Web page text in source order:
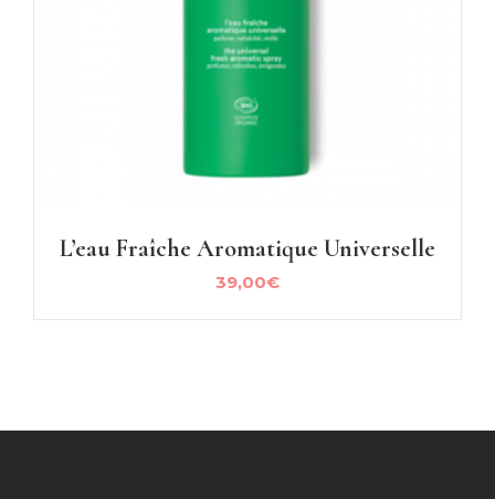
L’eau Fraîche Aromatique Universelle
39,00€